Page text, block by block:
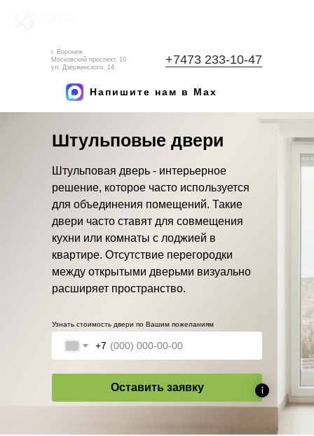
+7473 233-10-47
г. Воронеж
Московский проспект, 10
ул. Дзержинского, 14
Напишите нам в Max
Штульповые двери
Узнать стоимость двери по Вашим пожеланиям
+7
Оставить заявку
Штульповая дверь - интерьерное
решение, которое часто используется
для объединения помещений. Такие
двери часто ставят для совмещения
кухни или комнаты с лоджией в
квартире. Отсутствие перегородки
между открытыми дверьми визуально
расширяет пространство.